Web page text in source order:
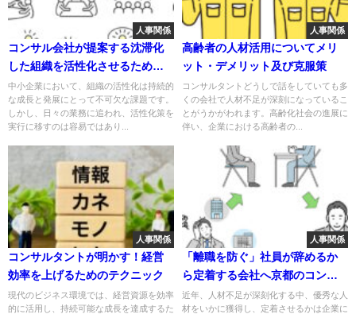
人事関係
コンサル会社が提案する沈滞化
した組織を活性化させるための5
つの実践策
中小企業において、組織の活性化は持続的
な成長と発展にとって不可欠な課題です。
しかし、日々の業務に追われ、活性化策を
実行に移すのは容易ではあり...
人事関係
高齢者の人材活用についてメリ
ット・デメリット及び克服策
コンサルタントどうしで話をしていても多
くの会社で人材不足が深刻になっているこ
とがうかがわれます。高齢化社会の進展に
伴い、企業における高齢者の...
人事関係
コンサルタントが明かす！経営
効率を上げるためのテクニック
現代のビジネス環境では、経営資源を効率
的に活用し、持続可能な成長を達成するた
人事関係
「離職を防ぐ」社員が辞めるか
ら定着する会社へ京都のコンサ
ルタントが提案
近年、人材不足が深刻化する中、優秀な人
材をいかに獲得し、定着させるかは企業に